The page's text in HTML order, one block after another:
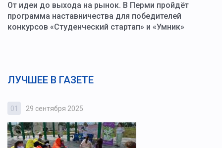
От идеи до выхода на рынок. В Перми пройдёт
программа наставничества для победителей
конкурсов «Студенческий стартап» и «Умник»
ЛУЧШЕЕ В ГАЗЕТЕ
01 29 сентября 2025